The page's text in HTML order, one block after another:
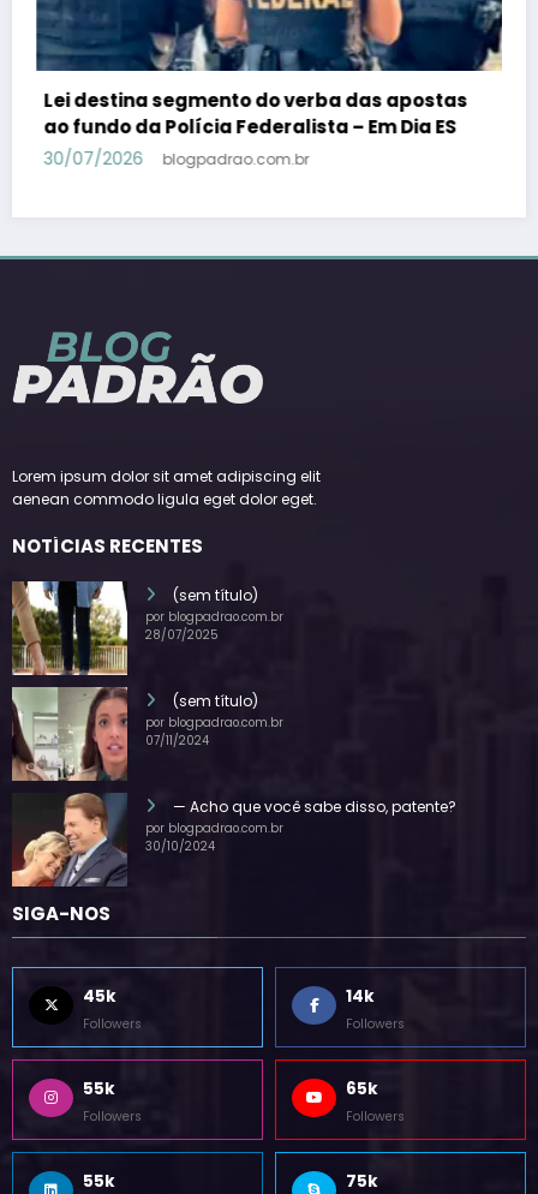
PSB confirma Geraldo Alckmin porquê
candidato a vice-presidente na fórmula com
Lula – Em Dia ES
Lorem ipsum dolor sit amet adipiscing elit
(sem título)
por blogpadrao.com.br
(sem título)
por blogpadrao.com.br
— Acho que você sabe disso, patente?
por blogpadrao.com.br
SIGA-NOS
45k
Followers
14k
Followers
55k
Followers
65k
Followers